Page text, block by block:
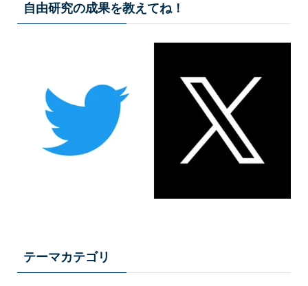
自由研究の成果を教えてね！
テーマカテゴリ